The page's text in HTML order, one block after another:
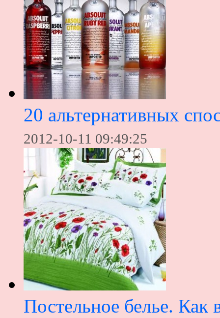
20 альтернативных
2012-10-11 09:49:25
Постельное белье. Как